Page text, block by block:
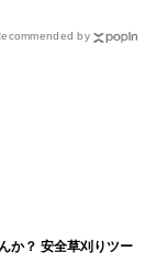
by
か？ 安全草刈りツー